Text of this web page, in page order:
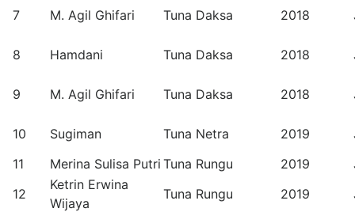
7
M. Agil Ghifari Tuna Daksa 2018
8 Hamdani Tuna Daksa 2018
9 M. Agil Ghifari Tuna Daksa 2018
10 Sugiman Tuna Netra 2019
11
Merina Sulisa Putri Tuna Rungu 2019
12
Ketrin Erwina
Wijaya
Tuna Rungu 2019